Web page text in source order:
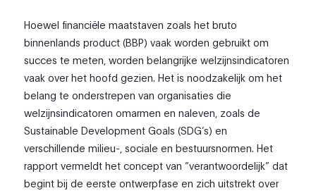
Hoewel financiële maatstaven zoals het bruto
binnenlands product (BBP) vaak worden gebruikt om
succes te meten, worden belangrijke welzijnsindicatoren
vaak over het hoofd gezien. Het is noodzakelijk om het
belang te onderstrepen van organisaties die
welzijnsindicatoren omarmen en naleven, zoals de
Sustainable Development Goals (SDG’s) en
verschillende milieu-, sociale en bestuursnormen. Het
rapport vermeldt het concept van “verantwoordelijk” dat
begint bij de eerste ontwerpfase en zich uitstrekt over